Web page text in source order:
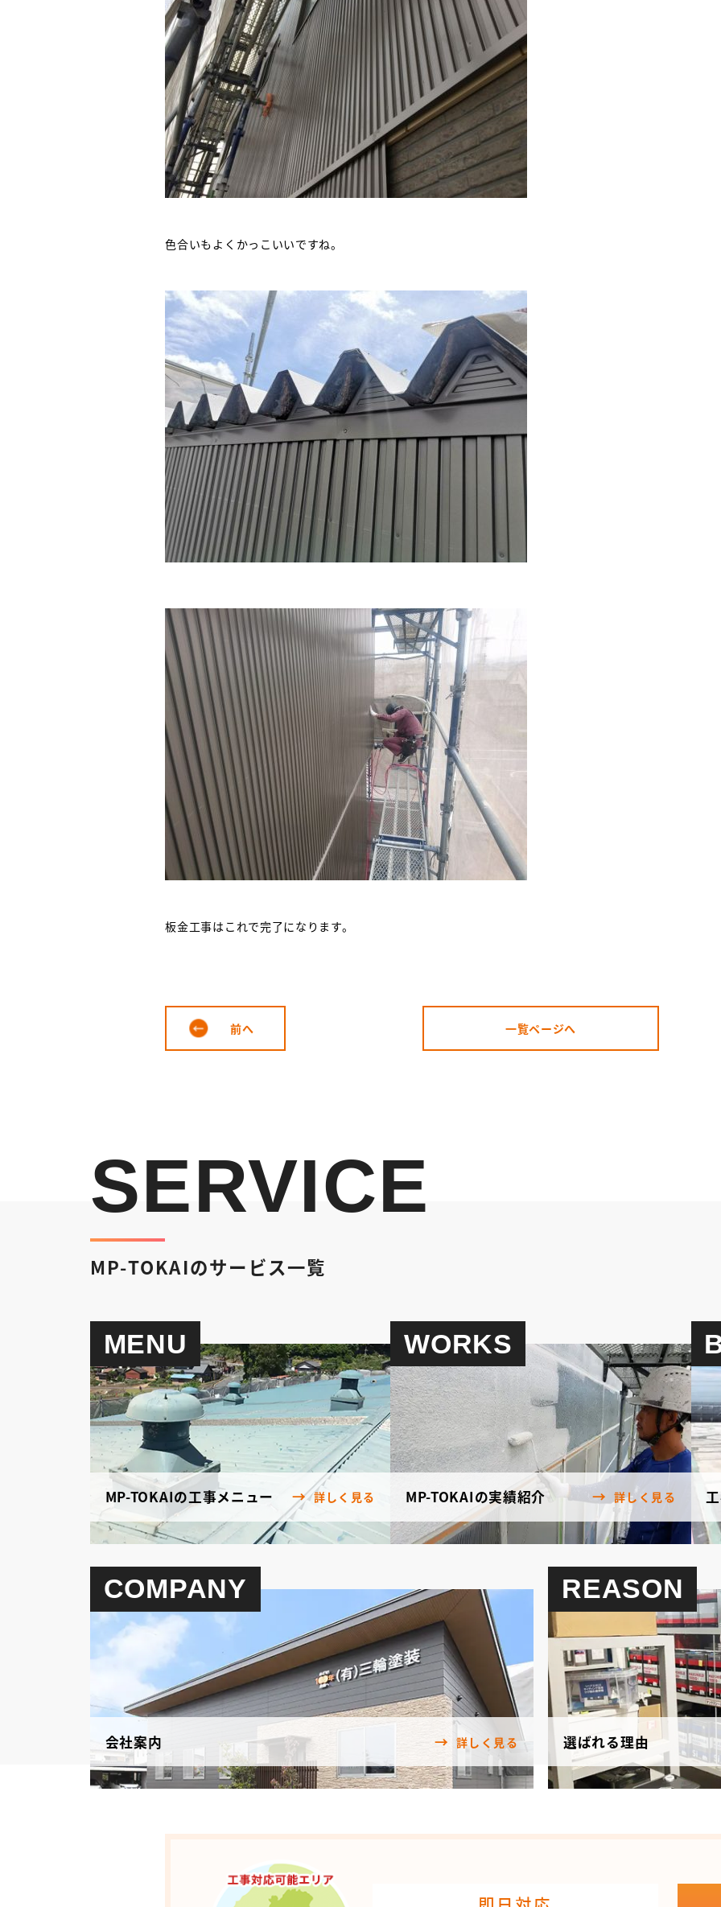
色合いもよくかっこいいですね。
板金工事はこれで完了になります。
前へ 一覧ページへ
SERVICE
MP-TOKAIのサービス一覧
MENU
MP-TOKAIの工事メニュー 詳しく見る
WORKS
MP-TOKAIの実績紹介 詳しく見る
COMPANY
会社案内 詳しく見る
REASON
選ばれる理由